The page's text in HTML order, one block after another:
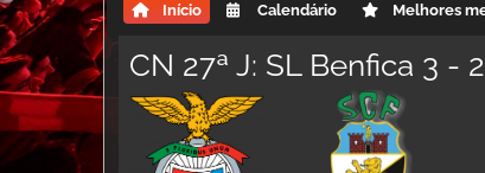
Início Calendário Melhores
CN 27ª J: SL Benfica 3 -